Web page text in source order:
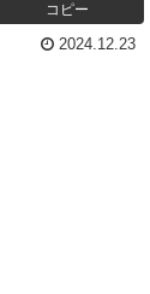
コピー
2024.12.23